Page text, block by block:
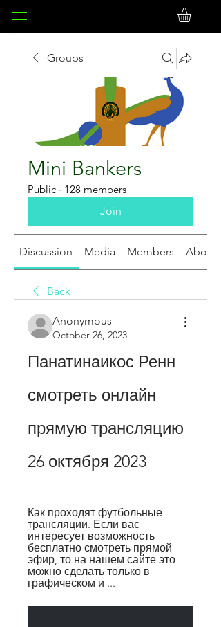
Groups
Mini Bankers
Public · 128 members
Join
Discussion Media Members About
Back
Anonymous
October 26, 2023
Панатинаикос Ренн
смотреть онлайн
прямую трансляцию
26 октября 2023
Как проходят футбольные
трансляции. Если вас
интересует возможность
бесплатно смотреть прямой
эфир, то на нашем сайте это
можно сделать только в
графическом и ...